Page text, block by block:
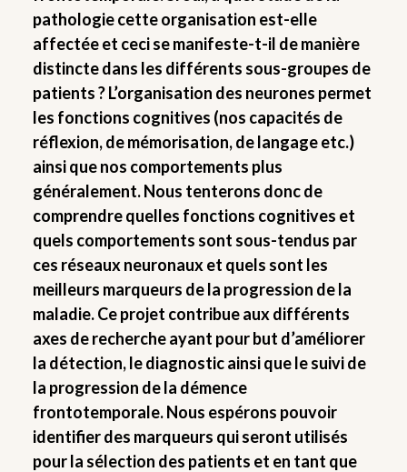
pathologie cette organisation est-elle
affectée et ceci se manifeste-t-il de manière
distincte dans les différents sous-groupes de
patients ? L’organisation des neurones permet
les fonctions cognitives (nos capacités de
réflexion, de mémorisation, de langage etc.)
ainsi que nos comportements plus
généralement. Nous tenterons donc de
comprendre quelles fonctions cognitives et
quels comportements sont sous-tendus par
ces réseaux neuronaux et quels sont les
meilleurs marqueurs de la progression de la
maladie. Ce projet contribue aux différents
axes de recherche ayant pour but d’améliorer
la détection, le diagnostic ainsi que le suivi de
la progression de la démence
frontotemporale. Nous espérons pouvoir
identifier des marqueurs qui seront utilisés
pour la sélection des patients et en tant que